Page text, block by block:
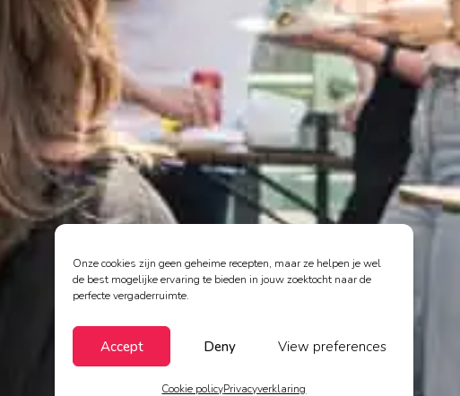
Onze cookies zijn geen geheime recepten, maar ze helpen je wel
de best mogelijke ervaring te bieden in jouw zoektocht naar de
perfecte vergaderruimte.
Accept Deny View preferences
Cookie policyPrivacyverklaring